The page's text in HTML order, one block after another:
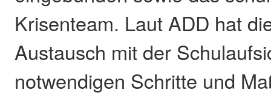
Krisenteam. Laut ADD hat
Austausch mit der
notwendigen Schritte und